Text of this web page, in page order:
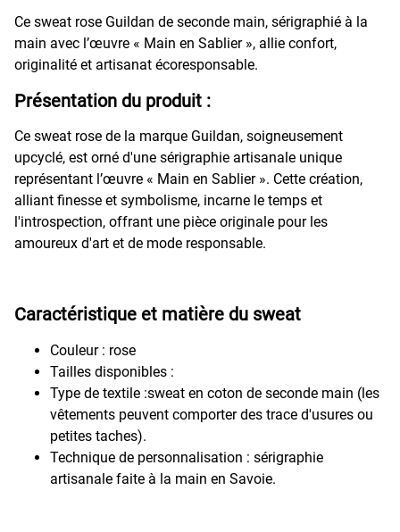
Ce sweat rose Guildan de seconde main, sérigraphié à la
main avec l’œuvre « Main en Sablier », allie confort,
originalité et artisanat écoresponsable.
Présentation du produit :
Ce sweat rose de la marque Guildan, soigneusement
upcyclé, est orné d'une sérigraphie artisanale unique
représentant l’œuvre « Main en Sablier ». Cette création,
alliant finesse et symbolisme, incarne le temps et
l'introspection, offrant une pièce originale pour les
amoureux d'art et de mode responsable.
Caractéristique et matière du sweat
Couleur : rose
Tailles disponibles :
Type de textile :sweat en coton de seconde main (les
vêtements peuvent comporter des trace d'usures ou
petites taches).
Technique de personnalisation : sérigraphie
artisanale faite à la main en Savoie.